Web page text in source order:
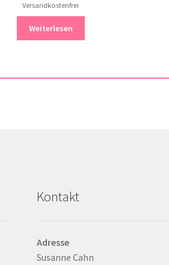
Versandkostenfrei
Weiterlesen
Kontakt
Adresse
Susanne Cahn